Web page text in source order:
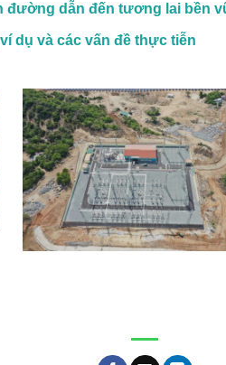
đường dẫn đến tương lai bền
dụ và các vấn đề thực tiễn